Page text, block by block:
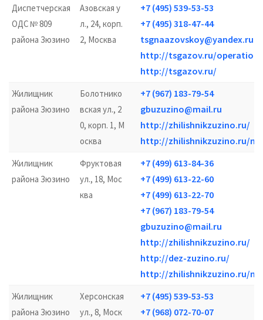
Диспетчерская
ОДС № 809
района Зюзино
Азовская у
л., 24, корп.
2, Москва
+7 (495) 539-53-53
+7 (495) 318-47-44
tsgnaazovskoy@yandex.ru
http://tsgazov.ru/
http://tsgazov.ru/
Жилищник
района Зюзино
Болотнико
вская ул., 2
0, корп. 1, М
осква
+7 (967) 183-79-54
gbuzuzino@mail.ru
http://zhilishnikzuzino.ru/
http://zhilishnikzuzino.ru/
Жилищник
района Зюзино
Фруктовая
ул., 18, Мос
ква
+7 (499) 613-84-36
+7 (499) 613-22-60
+7 (499) 613-22-70
+7 (967) 183-79-54
gbuzuzino@mail.ru
http://zhilishnikzuzino.ru/
http://dez-zuzino.ru/
http://zhilishnikzuzino.ru/
Жилищник
района Зюзино
Херсонская
ул., 8, Моск
+7 (495) 539-53-53
+7 (968) 072-70-07